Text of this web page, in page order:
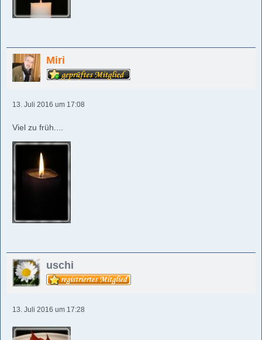
Miri
13. Juli 2016 um 17:08
Viel zu früh....
uschi
13. Juli 2016 um 17:28